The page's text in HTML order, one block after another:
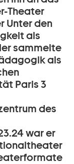
Theater
Unter den
als
sammelte
als
Paris 3
des
war er